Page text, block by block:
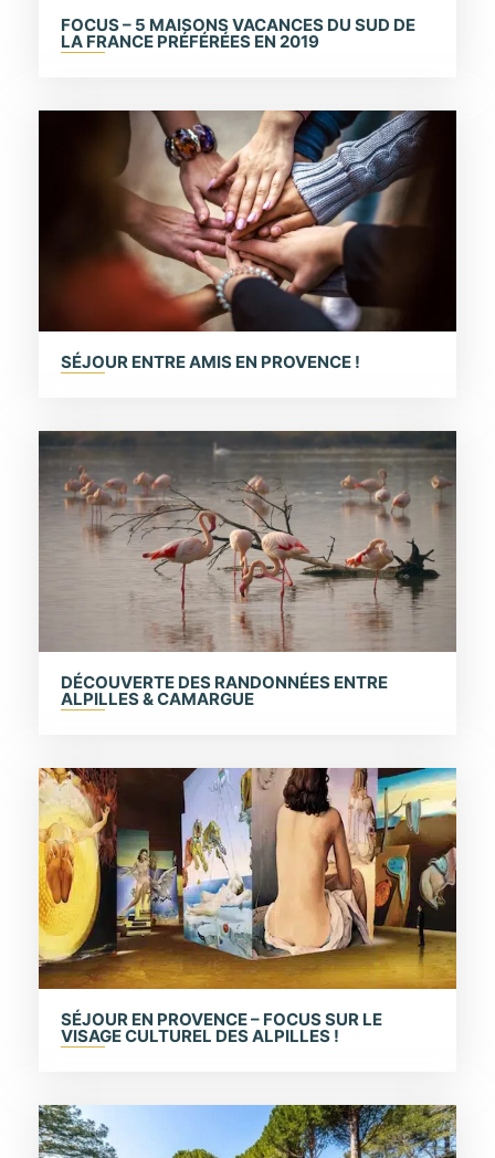
FOCUS – 5 MAISONS VACANCES DU SUD DE
LA FRANCE PRÉFÉRÉES EN 2019
SÉJOUR ENTRE AMIS EN PROVENCE !
DÉCOUVERTE DES RANDONNÉES ENTRE
ALPILLES & CAMARGUE
SÉJOUR EN PROVENCE – FOCUS SUR LE
VISAGE CULTUREL DES ALPILLES !